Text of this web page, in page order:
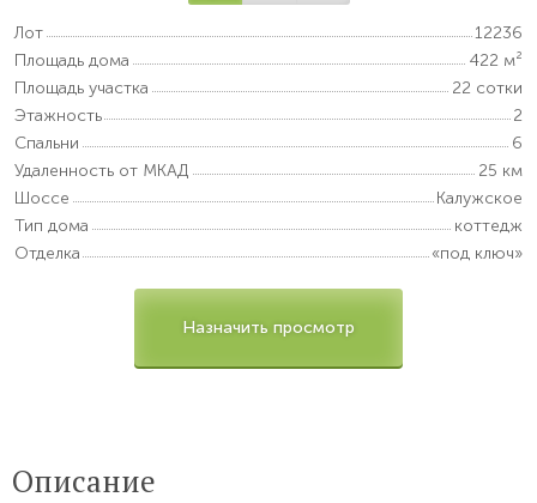
Лот
12236
Площадь дома
422 м²
Площадь участка
22 сотки
Этажность
2
Спальни
6
Удаленность от МКАД
25 км
Шоссе
Калужское
Тип дома
коттедж
Отделка
«под ключ»
Назначить просмотр
Описание